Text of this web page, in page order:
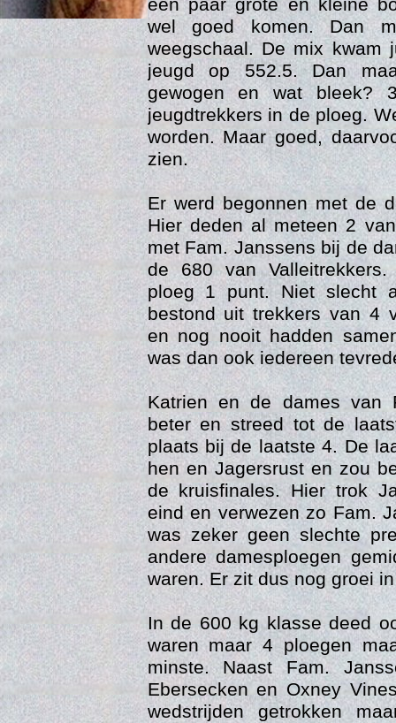
een paar grote en kleine
wel goed komen. Dan
weegschaal. De mix
jeugd op 552.5. Dan
gewogen en wat
jeugdtrekkers in de ploeg.
worden. Maar goed,
zien.
Er werd begonnen met de
Hier deden al meteen 2
met Fam. Janssens bij de
de 680 van
ploeg 1 punt. Niet slecht
bestond uit trekkers van 4
en nog nooit hadden
was dan ook iedereen
Katrien en de dames van
beter en streed tot de
plaats bij de laatste 4. De
hen en Jagersrust en zou
de kruisfinales. Hier trok
eind en verwezen zo Fam.
was zeker geen slechte
andere damesploegen
waren. Er zit dus nog groei
In de 600 kg klasse deed
waren maar 4 ploegen
minste. Naast Fam.
Ebersecken en Oxney
wedstrijden getrokken